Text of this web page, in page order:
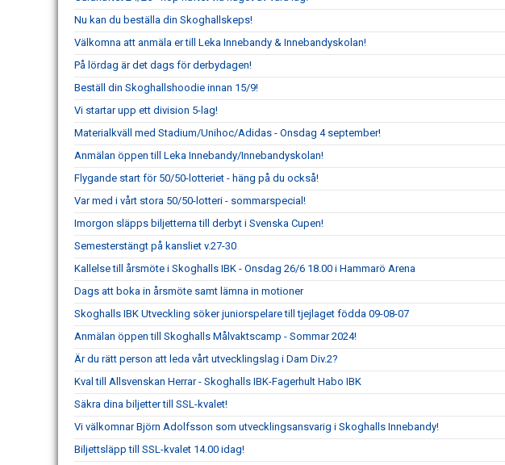
Nu kan du beställa din Skoghallskeps!
Välkomna att anmäla er till Leka Innebandy & Innebandyskolan!
På lördag är det dags för derbydagen!
Beställ din Skoghallshoodie innan 15/9!
Vi startar upp ett division 5-lag!
Materialkväll med Stadium/Unihoc/Adidas - Onsdag 4 september!
Anmälan öppen till Leka Innebandy/Innebandyskolan!
Flygande start för 50/50-lotteriet - häng på du också!
Var med i vårt stora 50/50-lotteri - sommarspecial!
Imorgon släpps biljetterna till derbyt i Svenska Cupen!
Semesterstängt på kansliet v.27-30
Kallelse till årsmöte i Skoghalls IBK - Onsdag 26/6 18.00 i Hammarö Arena
Dags att boka in årsmöte samt lämna in motioner
Skoghalls IBK Utveckling söker juniorspelare till tjejlaget födda 09-08-07
Anmälan öppen till Skoghalls Målvaktscamp - Sommar 2024!
Är du rätt person att leda vårt utvecklingslag i Dam Div.2?
Kval till Allsvenskan Herrar - Skoghalls IBK-Fagerhult Habo IBK
Säkra dina biljetter till SSL-kvalet!
Vi välkomnar Björn Adolfsson som utvecklingsansvarig i Skoghalls Innebandy!
Biljettsläpp till SSL-kvalet 14.00 idag!